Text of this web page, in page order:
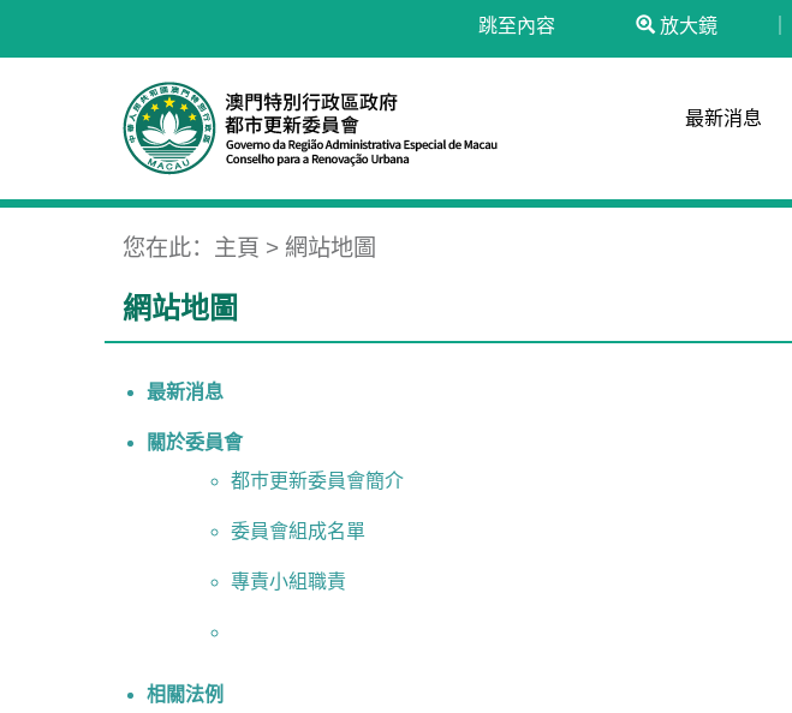
跳至內容 放大鏡
最新消息
您在此： 主頁 > 網站地圖
網站地圖
最新消息
關於委員會
都巿更新委員會簡介
委員會組成名單
專責小組職責
相關法例